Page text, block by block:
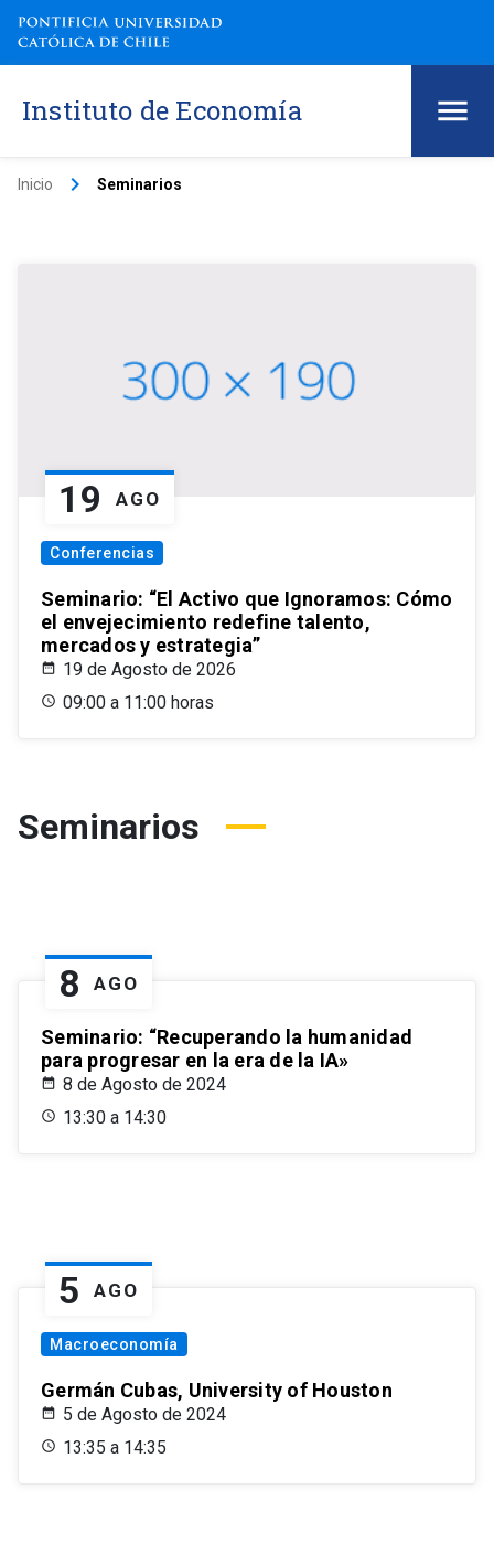
Instituto de Economía
Inicio keyboard_arrow_right Seminarios
19 AGO
Conferencias
Seminario: “El Activo que Ignoramos: Cómo
el envejecimiento redefine talento,
mercados y estrategia”
19 de Agosto de 2026
09:00 a 11:00 horas
Seminarios
8 AGO
Seminario: “Recuperando la humanidad
para progresar en la era de la IA»
8 de Agosto de 2024
13:30 a 14:30
5 AGO
Macroeconomía
Germán Cubas, University of Houston
5 de Agosto de 2024
13:35 a 14:35